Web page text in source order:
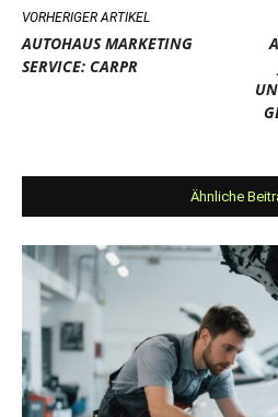
VORHERIGER ARTIKEL
AUTOHAUS MARKETING
SERVICE: CARPR
Ähnliche